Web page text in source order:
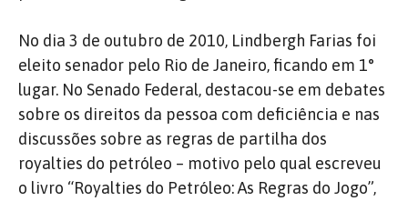
No dia 3 de outubro de 2010, Lindbergh Farias foi
eleito senador pelo Rio de Janeiro, ficando em 1°
lugar. No Senado Federal, destacou-se em debates
sobre os direitos da pessoa com deficiência e nas
discussões sobre as regras de partilha dos
royalties do petróleo – motivo pelo qual escreveu
o livro “Royalties do Petróleo: As Regras do Jogo”,